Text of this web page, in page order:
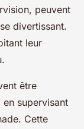
peuvent
divertissant.
leur
être
en supervisant
Cette